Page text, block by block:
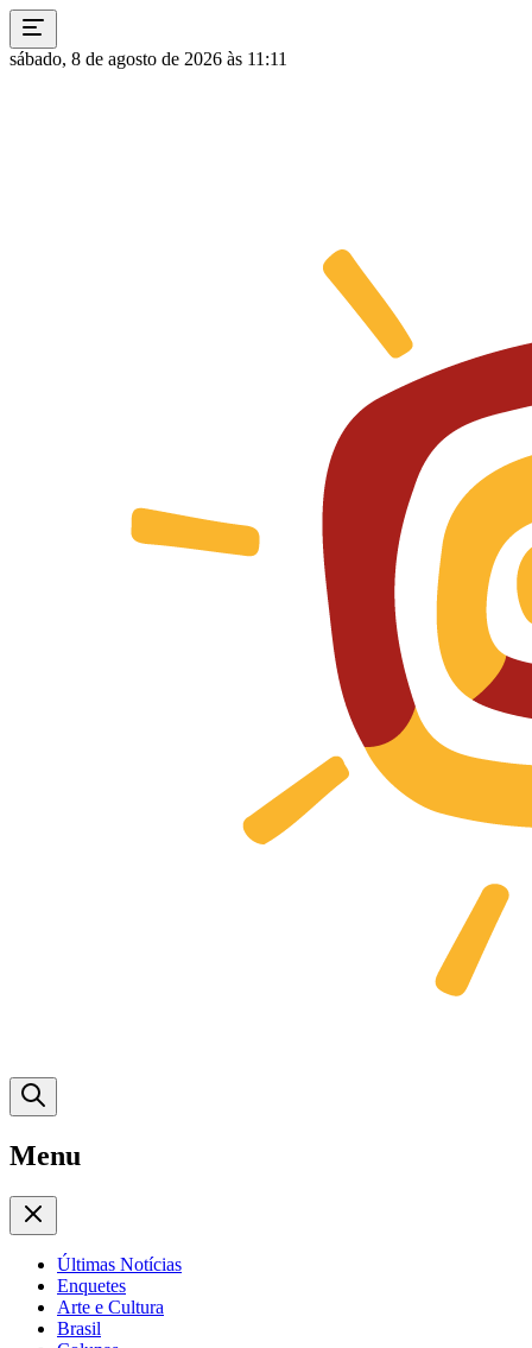
sábado, 8 de agosto de 2026 às 11:11
Menu
Últimas Notícias
Enquetes
Arte e Cultura
Brasil